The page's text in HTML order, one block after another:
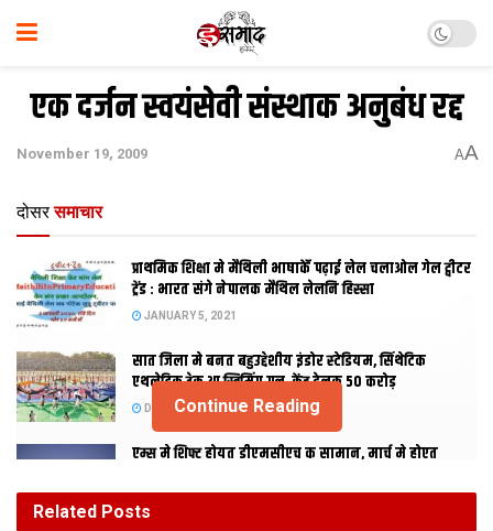
एक दर्जन स्वयंसेवी संस्थाक अनुबंध रद्द
November 19, 2009 AA
दोसर समाचार
प्राथमिक शि‍क्षा मे मैथि‍ली भाषाकेँ पढ़ाई लेल चलाओल गेल ट्वीटर
ट्रेंड : भारत संगे नेपालक मैथिल लेलनि हिस्सा
JANUARY 5, 2021
सात जिला मे बनत बहुउद्देशीय इंडोर स्‍टेडि‍यम, सिंथेटिक
एथलेटिक ट्रेक आ स्विमिंग पुल, केंद्र देलक 50 करोड़
DECEMBER 26, 2020
एम्स मे शिफ्ट होयत डीएमसीएच क सामान, मार्च मे होएत
Continue Reading
Related Posts